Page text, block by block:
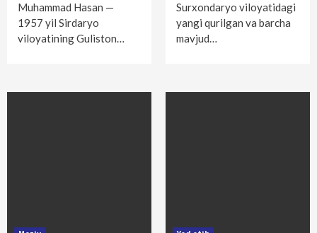
Muhammad Hasan —
1957 yil Sirdaryo
viloyatining Gulis­ton…
Surxondaryo viloyatidagi
yangi qurilgan va barcha
mavjud…